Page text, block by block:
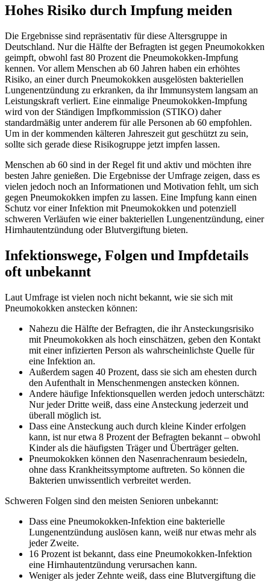
Hohes Risiko durch Impfung meiden
Die Ergebnisse sind repräsentativ für diese Altersgruppe in
Deutschland. Nur die Hälfte der Befragten ist gegen Pneumokokken
geimpft, obwohl fast 80 Prozent die Pneumokokken-Impfung
kennen. Vor allem Menschen ab 60 Jahren haben ein erhöhtes
Risiko, an einer durch Pneumokokken ausgelösten bakteriellen
Lungenentzündung zu erkranken, da ihr Immunsystem langsam an
Leistungskraft verliert. Eine einmalige Pneumokokken-Impfung
wird von der Ständigen Impfkommission (STIKO) daher
standardmäßig unter anderem für alle Personen ab 60 empfohlen.
Um in der kommenden kälteren Jahreszeit gut geschützt zu sein,
sollte sich gerade diese Risikogruppe jetzt impfen lassen.
Menschen ab 60 sind in der Regel fit und aktiv und möchten ihre
besten Jahre genießen. Die Ergebnisse der Umfrage zeigen, dass es
vielen jedoch noch an Informationen und Motivation fehlt, um sich
gegen Pneumokokken impfen zu lassen. Eine Impfung kann einen
Schutz vor einer Infektion mit Pneumokokken und potenziell
schweren Verläufen wie einer bakteriellen Lungenentzündung, einer
Hirnhautentzündung oder Blutvergiftung bieten.
Infektionswege, Folgen und Impfdetails
oft unbekannt
Laut Umfrage ist vielen noch nicht bekannt, wie sie sich mit
Pneumokokken anstecken können:
Nahezu die Hälfte der Befragten, die ihr Ansteckungsrisiko
mit Pneumokokken als hoch einschätzen, geben den Kontakt
mit einer infizierten Person als wahrscheinlichste Quelle für
eine Infektion an.
Außerdem sagen 40 Prozent, dass sie sich am ehesten durch
den Aufenthalt in Menschenmengen anstecken können.
Andere häufige Infektionsquellen werden jedoch unterschätzt:
Nur jeder Dritte weiß, dass eine Ansteckung jederzeit und
überall möglich ist.
Dass eine Ansteckung auch durch kleine Kinder erfolgen
kann, ist nur etwa 8 Prozent der Befragten bekannt – obwohl
Kinder als die häufigsten Träger und Überträger gelten.
Pneumokokken können den Nasenrachenraum besiedeln,
ohne dass Krankheitssymptome auftreten. So können die
Bakterien unwissentlich verbreitet werden.
Schweren Folgen sind den meisten Senioren unbekannt:
Dass eine Pneumokokken-Infektion eine bakterielle
Lungenentzündung auslösen kann, weiß nur etwas mehr als
jeder Zweite.
16 Prozent ist bekannt, dass eine Pneumokokken-Infektion
eine Hirnhautentzündung verursachen kann.
Weniger als jeder Zehnte weiß, dass eine Blutvergiftung die